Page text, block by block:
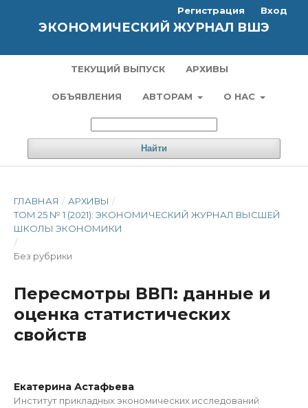
ЭКОНОМИЧЕСКИЙ ЖУРНАЛ ВШЭ
ТЕКУЩИЙ ВЫПУСК АРХИВЫ
ОБЪЯВЛЕНИЯ АВТОРАМ О НАС
Найти
Регистрация Вход
ГЛАВНАЯ / АРХИВЫ /
ТОМ 25 № 1 (2021): ЭКОНОМИЧЕСКИЙ ЖУРНАЛ ВЫСШЕЙ
ШКОЛЫ ЭКОНОМИКИ
/
Без рубрики
Пересмотры ВВП: данные и
оценка статистических
свойств
Екатерина Астафьева
Институт прикладных экономических исследований